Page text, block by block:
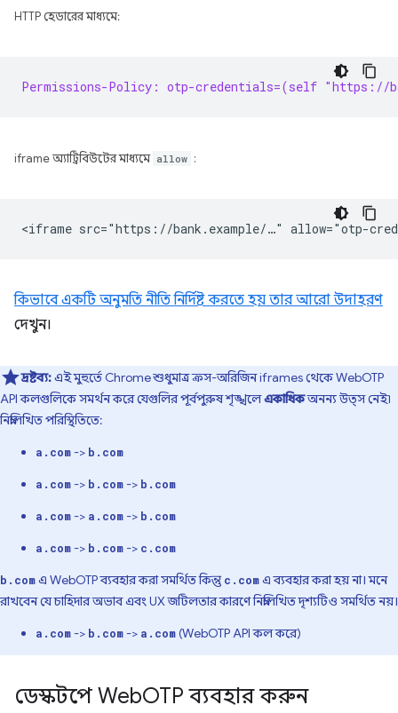
HTTP হেডারের মাধ্যমে:
Permissions-Policy: otp-credentials=(self "https://
iframe অ্যাট্রিবিউটের মাধ্যমে allow :
কিভাবে একটি অনুমতি নীতি নির্দিষ্ট করতে হয় তার আরো উদাহরণ
দেখুন।
দ্রষ্টব্য:এই মুহুর্তে Chrome শুধুমাত্র ক্রস-অরিজিন iframes থেকে WebOTP
API কলগুলিকে সমর্থন করে যেগুলির পূর্বপুরুষ শৃঙ্খলেএকাধিকঅনন্য উত্স নেই৷
নিম্নলিখিত পরিস্থিতিতে:
a.com-> b.com
a.com-> b.com-> b.com
a.com-> a.com-> b.com
a.com-> b.com-> c.com
b.comএ WebOTP ব্যবহার করা সমর্থিত কিন্তুc.comএ ব্যবহার করা হয় না। মনে
রাখবেন যে চাহিদার অভাব এবং UX জটিলতার কারণে নিম্নলিখিত দৃশ্যটিও সমর্থিত নয়।
a.com-> b.com-> a.com(WebOTP API কল করে)
ডেস্কটপে WebOTP ব্যবহার করুন